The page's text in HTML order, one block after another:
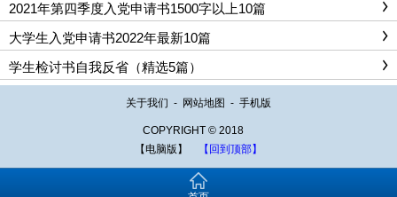
2021年第四季度入党申请书1500字以上10篇
大学生入党申请书2022年最新10篇
学生检讨书自我反省（精选5篇）
关于我们 - 网站地图 - 手机版
COPYRIGHT © 2018
【电脑版】
【回到顶部】